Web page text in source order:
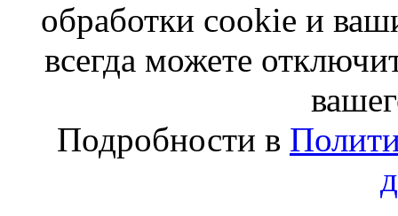
обработки cookie и
всегда можете
Подробности в